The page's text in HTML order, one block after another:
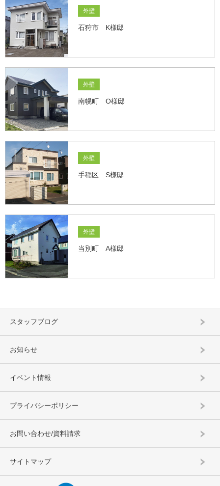
外壁
石狩市 K様邸
外壁
南幌町 O様邸
外壁
手稲区 S様邸
外壁
当別町 A様邸
スタッフブログ
お知らせ
イベント情報
プライバシーポリシー
お問い合わせ/資料請求
サイトマップ